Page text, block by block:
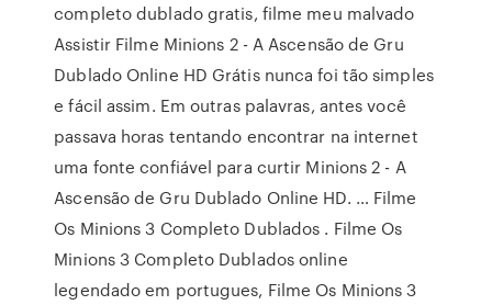
completo dublado gratis, filme meu malvado
Assistir Filme Minions 2 - A Ascensão de Gru
Dublado Online HD Grátis nunca foi tão simples
e fácil assim. Em outras palavras, antes você
passava horas tentando encontrar na internet
uma fonte confiável para curtir Minions 2 - A
Ascensão de Gru Dublado Online HD. … Filme
Os Minions 3 Completo Dublados . Filme Os
Minions 3 Completo Dublados online
legendado em portugues, Filme Os Minions 3